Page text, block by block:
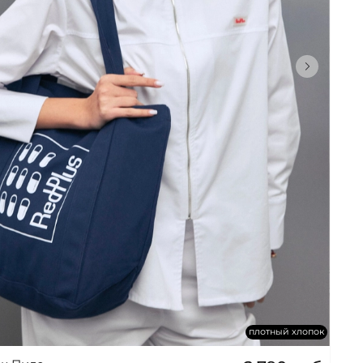
плотный хлопок
В КОРЗИНУ